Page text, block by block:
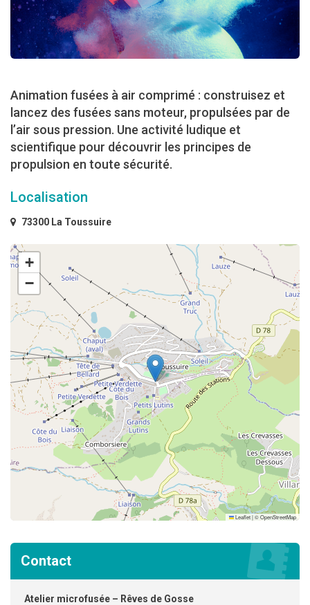
Animation fusées à air comprimé : construisez et
lancez des fusées sans moteur, propulsées par de
l’air sous pression. Une activité ludique et
scientifique pour découvrir les principes de
propulsion en toute sécurité.
Localisation
73300 La Toussuire
+
−
Leaflet|©OpenStreetMap
Contact
Atelier microfusée – Rêves de Gosse